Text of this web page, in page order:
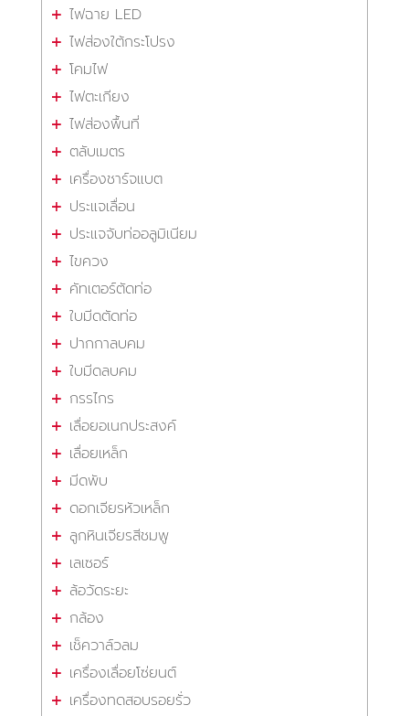
ไฟฉาย LED
ไฟส่องใต้กระโปรง
โคมไฟ
ไฟตะเกียง
ไฟส่องพื้นที่
ตลับเมตร
เครื่องชาร์จแบต
ประแจเลื่อน
ประแจจับท่ออลูมิเนียม
ไขควง
คัทเตอร์ตัดท่อ
ใบมีดตัดท่อ
ปากกาลบคม
ใบมีดลบคม
กรรไกร
เลื่อยอเนกประสงค์
เลื่อยเหล็ก
มีดพับ
ดอกเจียรหัวเหล็ก
ลูกหินเจียรสีชมพู
เลเซอร์
ล้อวัดระยะ
กล้อง
เช็ควาล์วลม
เครื่องเลื่อยโซ่ยนต์
เครื่องทดสอบรอยรั่ว